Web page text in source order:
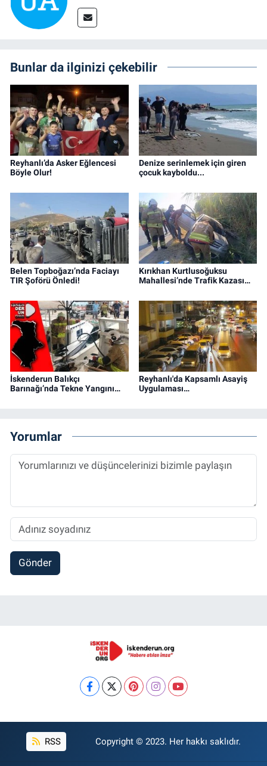
Bunlar da ilginizi çekebilir
Reyhanlı’da Asker Eğlencesi
Böyle Olur!
Denize serinlemek için giren
çocuk kayboldu...
Belen Topboğazı’nda Faciayı
TIR Şoförü Önledi!
Kırıkhan Kurtlusoğuksu
Mahallesi’nde Trafik Kazası…
İskenderun Balıkçı
Barınağı’nda Tekne Yangını…
Reyhanlı'da Kapsamlı Asayiş
Uygulaması…
Yorumlar
Gönder
RSS Copyright © 2023. Her hakkı saklıdır.